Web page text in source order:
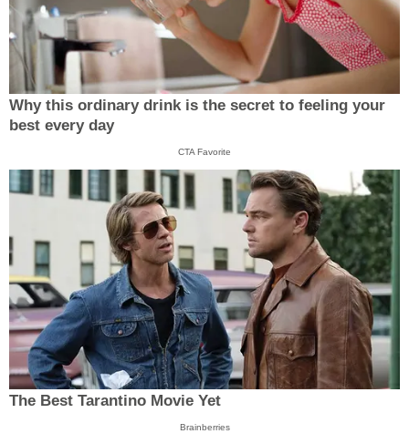
Why this ordinary drink is the secret to feeling your
best every day
CTA Favorite
The Best Tarantino Movie Yet
Brainberries